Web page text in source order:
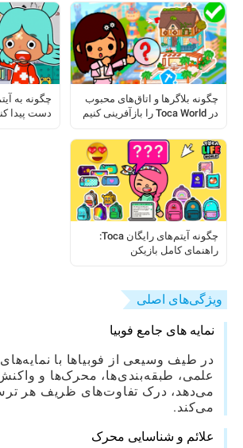
چگونه بلاگرها و اتاق‌های محبوب
در Toca World را بازآفرینی کنیم
چگونه به
دست پیدا
چگونه آیتم‌های رایگان Toca:
راهنمای کامل بازیکن
ویژگی‌های اصلی
نمایه های جامع فوبیا
در طیف وسیعی از فوبیاها با
علمی، طبقه‌بندی‌ها، محرک‌ها و
می‌دهد، درک تفاوت‌های ظریف هر
می‌کند.
علائم و شناسایی محرک